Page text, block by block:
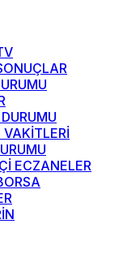
ECZANELER